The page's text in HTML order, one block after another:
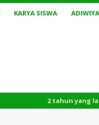
KARYA SISWA
2 tahun yang lalu/